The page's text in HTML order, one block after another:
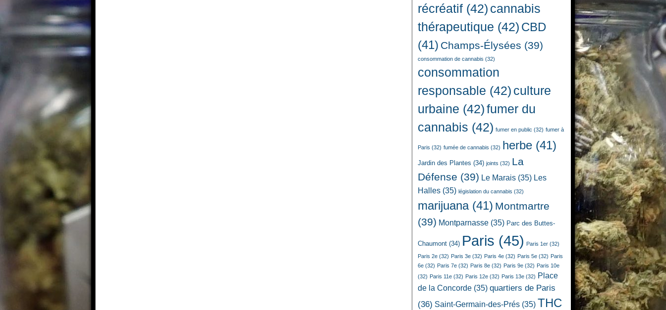
récréatif (42) cannabis
thérapeutique (42) CBD
(41) Champs-Élysées (39)
consommation de cannabis (32)
consommation
responsable (42) culture
urbaine (42)fumer du
cannabis (42) fumer en public (32) fumer à
Paris (32) fumée de cannabis (32) herbe (41)
Jardin des Plantes (34) joints (32) La
Défense (39) Le Marais (35) Les
Halles (35) législation du cannabis (32)
marijuana(41) Montmartre
(39) Montparnasse (35) Parc des Buttes-
Chaumont (34) Paris (45) Paris 1er (32)
Paris 2e (32) Paris 3e (32) Paris 4e (32) Paris 5e (32) Paris
6e (32) Paris 7e (32) Paris 8e (32) Paris 9e (32) Paris 10e
(32) Paris 11e (32) Paris 12e (32) Paris 13e (32) Place
de la Concorde (35) quartiers de Paris
(36) Saint-Germain-des-Prés (35) THC